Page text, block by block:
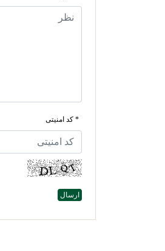
* کد امنیتی